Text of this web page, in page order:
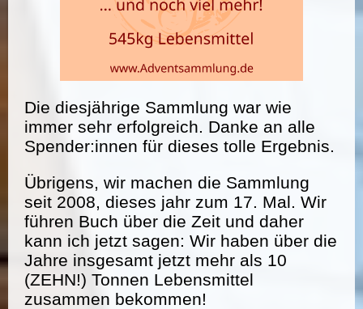
Die diesjährige Sammlung war wie
immer sehr erfolgreich. Danke an alle
Spender:innen für dieses tolle Ergebnis.
Übrigens, wir machen die Sammlung
seit 2008, dieses jahr zum 17. Mal. Wir
führen Buch über die Zeit und daher
kann ich jetzt sagen: Wir haben über die
Jahre insgesamt jetzt mehr als 10
(ZEHN!) Tonnen Lebensmittel
zusammen bekommen!